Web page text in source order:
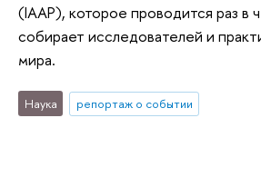
(IAAP), которое проводится раз в
собирает исследователей и
мира.
Наука репортаж о событии